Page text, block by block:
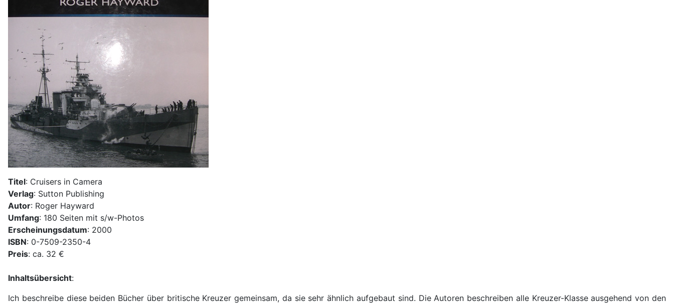
Titel: Cruisers in Camera
Verlag: Sutton Publishing
Autor: Roger Hayward
Umfang: 180 Seiten mit s/w-Photos
Erscheinungsdatum: 2000
ISBN: 0-7509-2350-4
Preis: ca. 32 €
Inhaltsübersicht:
Ich beschreibe diese beiden Bücher über britische Kreuzer gemeinsam, da sie sehr ähnlich aufgebaut sind. Die Autoren beschreiben alle Kreuzer-Klasse ausgehend von den